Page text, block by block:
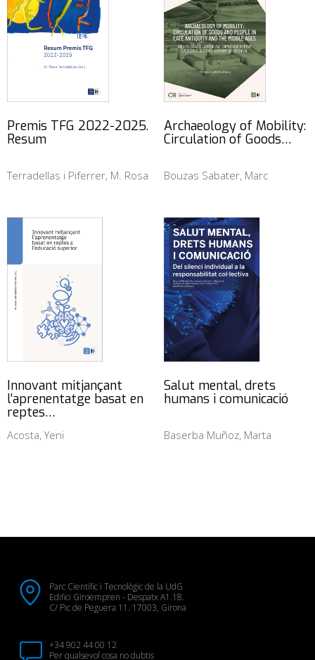
Premis TFG 2022-2025.
Resum
Terradellas i Piferrer, M. Rosa
Archaeology of Mobility:
Circulation of Goods…
Bouzas Sabater, Marc
Innovant mitjançant
l’aprenentatge basat en
reptes…
Acosta, Yeni
Salut mental, drets
humans i comunicació
Baserba Muñoz, Marta
Parc Científic i Tecnològic de la UdG
Edifici Giroempren - Despatx A1.18.
C/ Pic de Peguera 11. 17003, Girona
+34 902 44 00 12
Per qualsevol cosa no dubtis